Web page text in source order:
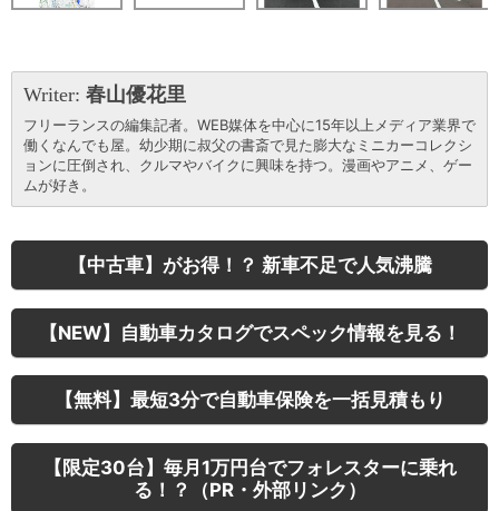
Writer: 春山優花里
フリーランスの編集記者。WEB媒体を中心に15年以上メディア業界で
働くなんでも屋。幼少期に叔父の書斎で見た膨大なミニカーコレクシ
ョンに圧倒され、クルマやバイクに興味を持つ。漫画やアニメ、ゲー
ムが好き。
【中古車】がお得！？ 新車不足で人気沸騰
【NEW】自動車カタログでスペック情報を見る！
【無料】最短3分で自動車保険を一括見積もり
【限定30台】毎月1万円台でフォレスターに乗れ
る！？（PR・外部リンク）